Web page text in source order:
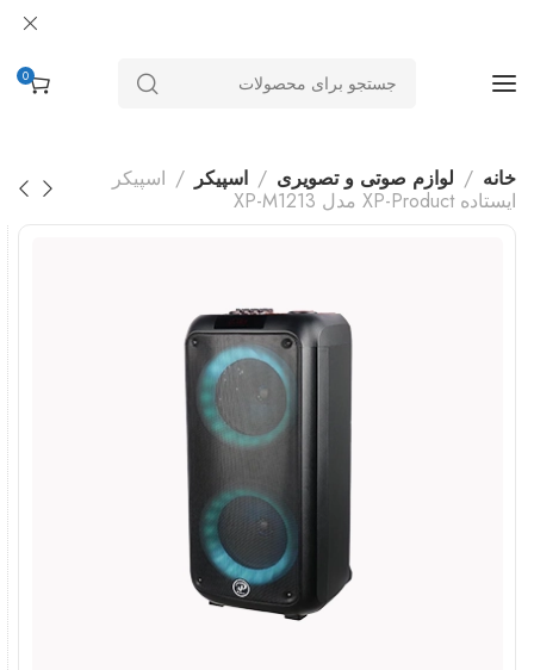
0
خانه لوازم صوتی و تصویری اسپیکر
اسپیکر
ایستاده XP-Product مدل XP-M1213